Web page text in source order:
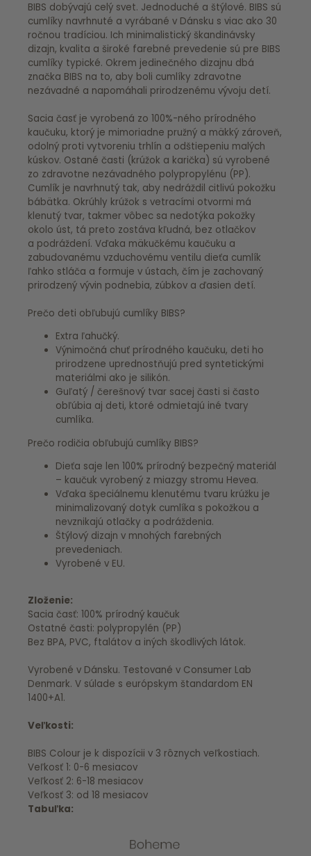
BIBS dobývajú celý svet. Jednoduché a štýlové. BIBS sú
cumlíky navrhnuté a vyrábané v Dánsku s viac ako 30
ročnou tradíciou. Ich minimalistický škandinávsky
dizajn, kvalita a široké farebné prevedenie sú pre BIBS
cumlíky typické. Okrem jedinečného dizajnu dbá
značka BIBS na to, aby boli cumlíky zdravotne
nezávadné a napomáhali prirodzenému vývoju detí.
Sacia časť je vyrobená zo 100%-ného prírodného
kaučuku, ktorý je mimoriadne pružný a mäkký zároveň,
odolný proti vytvoreniu trhlín a odštiepeniu malých
kúskov. Ostané časti (krúžok a karička) sú vyrobené
zo zdravotne nezávadného polypropylénu (PP).
Cumlík je navrhnutý tak, aby nedráždil citlivú pokožku
bábätka. Okrúhly krúžok s vetracími otvormi má
klenutý tvar, takmer vôbec sa nedotýka pokožky
okolo úst, tá preto zostáva kľudná, bez otlačkov
a podráždení. Vďaka mäkučkému kaučuku a
zabudovanému vzduchovému ventilu dieťa cumlík
ľahko stláča a formuje v ústach, čím je zachovaný
prirodzený vývin podnebia, zúbkov a ďasien detí.
Prečo deti obľubujú cumlíky BIBS?
Extra ľahučký.
Výnimočná chuť prírodného kaučuku, deti ho
prirodzene uprednostňujú pred syntetickými
materiálmi ako je silikón.
Guľatý / čerešnový tvar sacej časti si často
obľúbia aj deti, ktoré odmietajú iné tvary
cumlíka.
Prečo rodičia obľubujú cumlíky BIBS?
Dieťa saje len 100% prírodný bezpečný materiál
– kaučuk vyrobený z miazgy stromu Hevea.
Vďaka špeciálnemu klenutému tvaru krúžku je
minimalizovaný dotyk cumlíka s pokožkou a
nevznikajú otlačky a podráždenia.
Štýlový dizajn v mnohých farebných
prevedeniach.
Vyrobené v EU.
Zloženie:
Sacia časť: 100% prírodný kaučuk
Ostatné časti: polypropylén (PP)
Bez BPA, PVC, ftalátov a iných škodlivých látok.
Vyrobené v Dánsku. Testované v Consumer Lab
Denmark. V súlade s európskym štandardom EN
1400+A1.
Veľkosti:
BIBS Colour je k dispozícii v 3 rôznych veľkostiach.
Veľkosť 1: 0-6 mesiacov
Veľkosť 2: 6-18 mesiacov
Veľkosť 3: od 18 mesiacov
Tabuľka: